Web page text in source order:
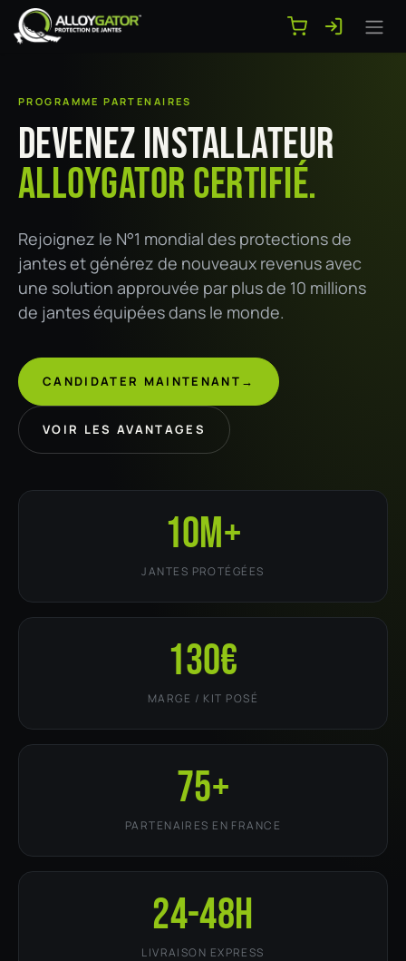
Se rendre au contenu
PROGRAMME PARTENAIRES
Devenez installateur
AlloyGator certifié.
Rejoignez le N°1 mondial des protections de
jantes et générez de nouveaux revenus avec
une solution approuvée par plus de 10 millions
de jantes équipées dans le monde.
CANDIDATER MAINTENANT →
VOIR LES AVANTAGES
10M+
JANTES PROTÉGÉES
130€
MARGE / KIT POSÉ
75+
PARTENAIRES EN FRANCE
24-48h
LIVRAISON EXPRESS